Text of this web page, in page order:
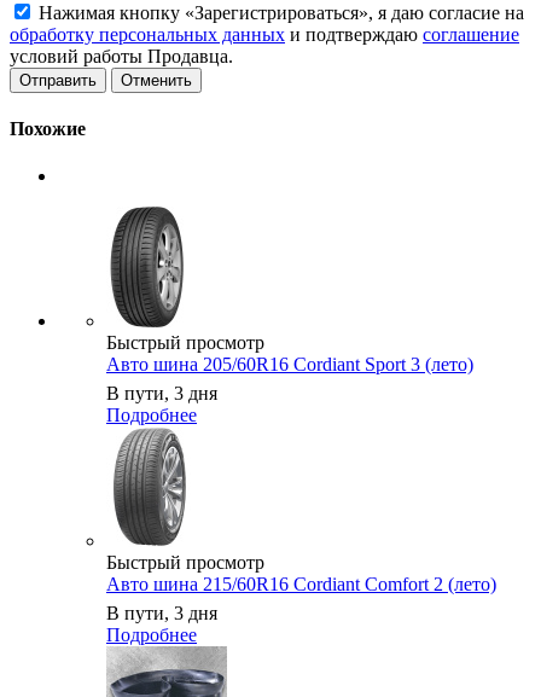
Нажимая кнопку «Зарегистрироваться», я даю согласие на
обработку персональных данных и подтверждаю соглашение
условий работы Продавца.
Отменить
Похожие
Быстрый просмотр
Авто шина 205/60R16 Cordiant Sport 3 (лето)
В пути, 3 дня
Подробнее
Быстрый просмотр
Авто шина 215/60R16 Cordiant Comfort 2 (лето)
В пути, 3 дня
Подробнее